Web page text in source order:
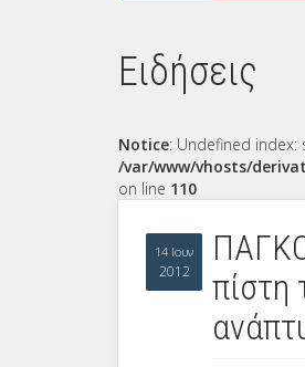
Ειδήσεις
Notice: Undefined index:
/var/www/vhosts/
on line 110
14 Ιουν
2012
πίστη